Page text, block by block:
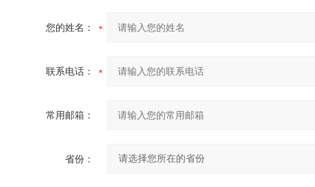
您的姓名：
联系电话：
常用邮箱：
省份：